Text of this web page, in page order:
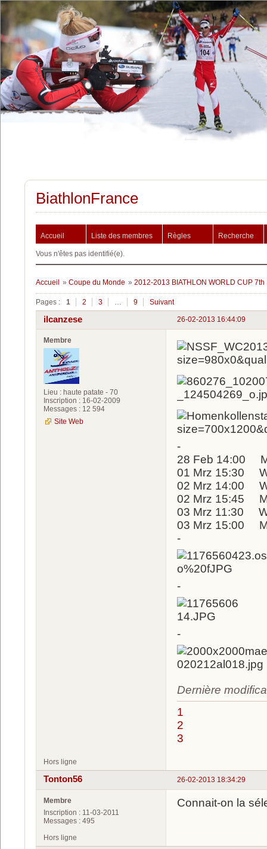
BiathlonFrance
Accueil Liste des membres Règles Recherche
Vous n'êtes pas identifié(e).
Accueil » Coupe du Monde » 2012-2013 BIATHLON WORLD CUP
Pages : 1 2 3 … 9 Suivant
26-02-2013 16:44:09
ilcanzese
Membre
Lieu : haute patate - 70
Inscription : 16-02-2009
Messages : 12 594
Site Web
-
28 Feb 14:00
01 Mrz 15:30
02 Mrz 14:00
02 Mrz 15:45
03 Mrz 11:30
03 Mrz 15:00
-
-
-
Dernière
1
2
3
Hors ligne
26-02-2013 18:34:29
Tonton56
Membre
Inscription : 11-03-2011
Messages : 495
Connait-on la
Hors ligne